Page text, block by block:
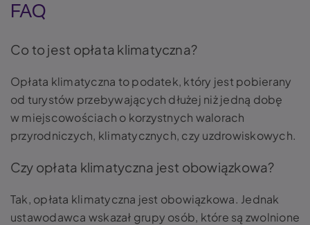
FAQ
Co to jest opłata klimatyczna?
Opłata klimatyczna to podatek, który jest pobierany
od turystów przebywających dłużej niż jedną dobę
w miejscowościach o korzystnych walorach
przyrodniczych, klimatycznych, czy uzdrowiskowych.
Czy opłata klimatyczna jest obowiązkowa?
Tak, opłata klimatyczna jest obowiązkowa. Jednak
ustawodawca wskazał grupy osób, które są zwolnione